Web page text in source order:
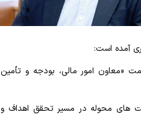
آمده است:
«معاون امور مالی، بودجه و تأمین
های محوله در مسیر تحقق اهداف و